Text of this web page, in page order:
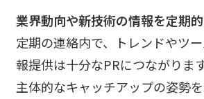
業界動向や新技術の情報を定期
定期の連絡内で、トレンドやツ
報提供は十分なPRにつながります
主体的なキャッチアップの姿勢